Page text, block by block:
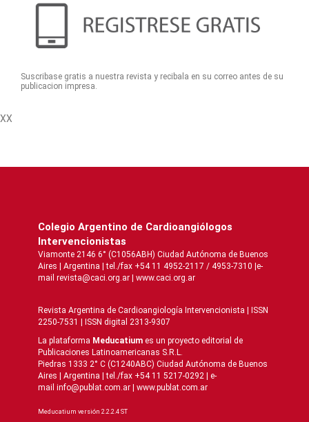
Suscribase gratis a nuestra revista y recibala en su correo antes de su
publicacion impresa.
XX
Colegio Argentino de Cardioangiólogos
Intervencionistas
Viamonte 2146 6° (C1056ABH) Ciudad Autónoma de Buenos
Aires | Argentina | tel./fax +54 11 4952-2117 / 4953-7310 |e-
mail revista@caci.org.ar | www.caci.org.ar
Revista Argentina de Cardioangiologí­a Intervencionista | ISSN
2250-7531 | ISSN digital 2313-9307
La plataforma Meducatium es un proyecto editorial de
Publicaciones Latinoamericanas S.R.L.
Piedras 1333 2° C (C1240ABC) Ciudad Autónoma de Buenos
Aires | Argentina | tel./fax +54 11 5217-0292 | e-
mail info@publat.com.ar | www.publat.com.ar
Meducatium versión 2.2.2.4 ST